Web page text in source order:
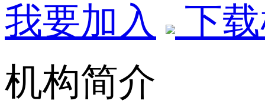
我要加入
下
机构简介